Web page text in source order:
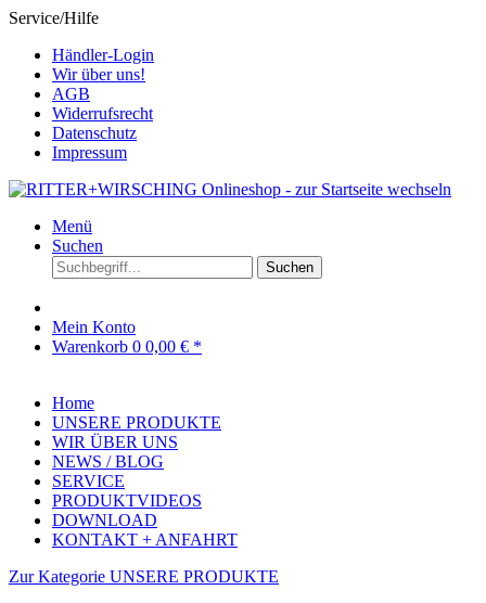
Service/Hilfe
Händler-Login
Wir über uns!
AGB
Widerrufsrecht
Datenschutz
Impressum
Menü
Suchen
Suchen
Mein Konto
Warenkorb 0 0,00 € *
Home
UNSERE PRODUKTE
WIR ÜBER UNS
NEWS / BLOG
SERVICE
PRODUKTVIDEOS
DOWNLOAD
KONTAKT + ANFAHRT
Zur Kategorie UNSERE PRODUKTE